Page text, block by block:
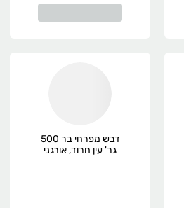
דבש מפרחי בר 500
גר' עין חרוד, אורגני